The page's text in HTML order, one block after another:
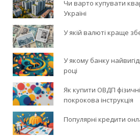
Чи варто купувати
Україні
У якій валюті краще
У якому банку
році
Як купити ОВДП
покрокова інструкція
Популярні кредити